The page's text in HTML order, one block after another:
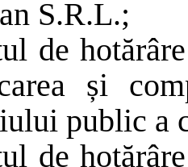
S.R.L.;
de
și
public a
de